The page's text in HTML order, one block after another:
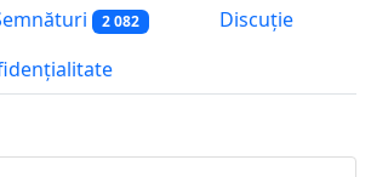
2 082
Discuție